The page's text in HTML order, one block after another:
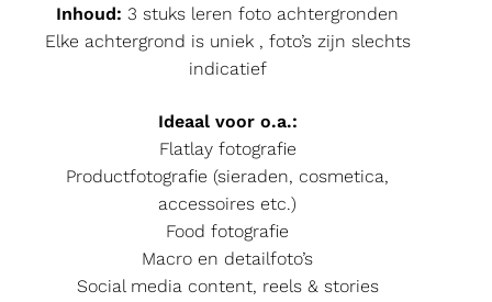
Inhoud: 3 stuks leren foto achtergronden
Elke achtergrond is uniek , foto’s zijn slechts
indicatief
Ideaal voor o.a.:
Flatlay fotografie
Productfotografie (sieraden, cosmetica,
accessoires etc.)
Food fotografie
Macro en detailfoto’s
Social media content, reels & stories